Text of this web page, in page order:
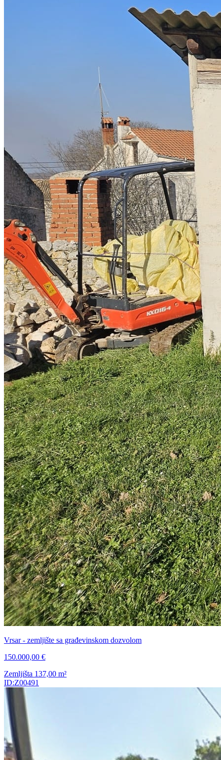
Vrsar - zemljište sa građevinskom dozvolom
150.000,00 €
Zemljišta 137,00 m²
ID:Z00491